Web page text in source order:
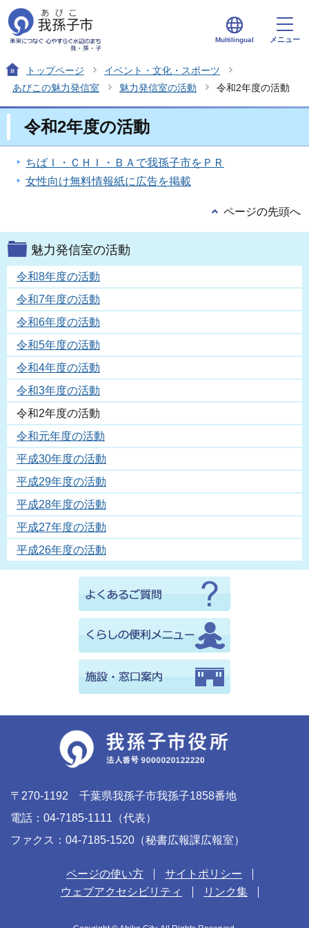
Multilingual メニュー
トップページ
イベント・文化・スポーツ
あびこの魅力発信室
魅力発信室の活動 令和2年度の活動
令和2年度の活動
ちばＩ・ＣＨＩ・ＢＡで我孫子市をＰＲ
女性向け無料情報紙に広告を掲載
ページの先頭へ
魅力発信室の活動
令和8年度の活動
令和7年度の活動
令和6年度の活動
令和5年度の活動
令和4年度の活動
令和3年度の活動
令和2年度の活動
令和元年度の活動
平成30年度の活動
平成29年度の活動
平成28年度の活動
平成27年度の活動
平成26年度の活動
〒270-1192 千葉県我孫子市我孫子1858番地
電話：04-7185-1111（代表）
ファクス：04-7185-1520（秘書広報課広報室）
ページの使い方
サイトポリシー
ウェブアクセシビリティ
リンク集